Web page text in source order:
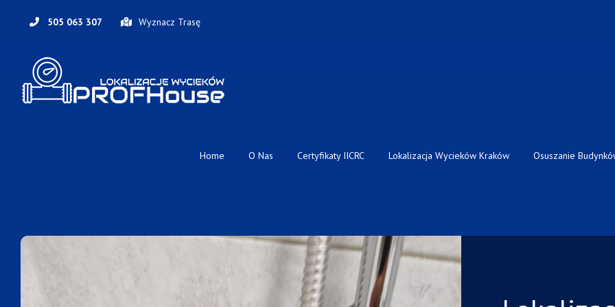
505 063 307 Wyznacz Trasę
Home O Nas Certyfikaty IICRC Lokalizacja Wycieków Kraków Osuszanie